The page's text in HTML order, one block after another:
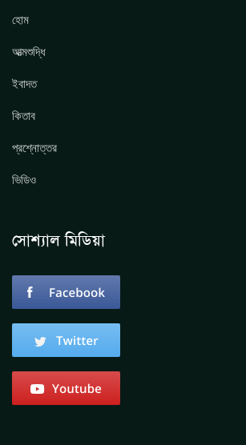
হোম
আত্মশুদ্ধি
ইবাদত
কিতাব
প্রশ্নোত্তর
ভিডিও
সোশ্যাল মিডিয়া